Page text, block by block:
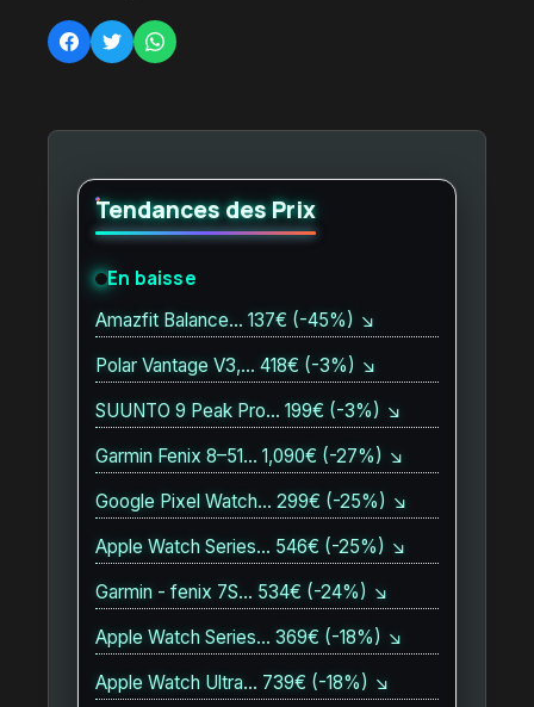
Tendances des Prix
En baisse
Amazfit Balance… 137€ (-45%) ↘
Polar Vantage V3,… 418€ (-3%) ↘
SUUNTO 9 Peak Pro… 199€ (-3%) ↘
Garmin Fenix 8–51… 1,090€ (-27%) ↘
Google Pixel Watch… 299€ (-25%) ↘
Apple Watch Series… 546€ (-25%) ↘
Garmin - fenix 7S… 534€ (-24%) ↘
Apple Watch Series… 369€ (-18%) ↘
Apple Watch Ultra… 739€ (-18%) ↘